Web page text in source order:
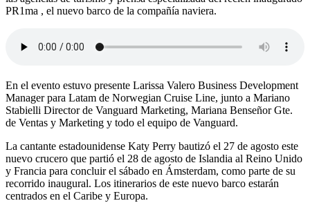
PR1ma , el nuevo barco de la compañía naviera.
En el evento estuvo presente Larissa Valero Business Development
Manager para Latam de Norwegian Cruise Line, junto a Mariano
Stabielli Director de Vanguard Marketing, Mariana Benseñor Gte.
de Ventas y Marketing y todo el equipo de Vanguard.
La cantante estadounidense Katy Perry bautizó el 27 de agosto este
nuevo crucero que partió el 28 de agosto de Islandia al Reino Unido
y Francia para concluir el sábado en Ámsterdam, como parte de su
recorrido inaugural. Los itinerarios de este nuevo barco estarán
centrados en el Caribe y Europa.